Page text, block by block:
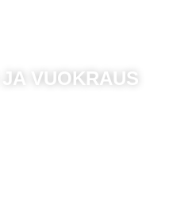
VUOKRAUS